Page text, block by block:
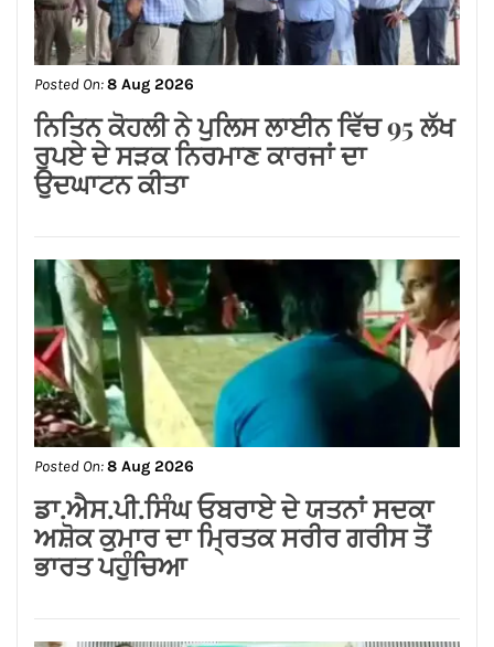
Posted On:8 Aug 2026
ਨਿਤਿਨ ਕੋਹਲੀ ਨੇ ਪੁਲਿਸ ਲਾਈਨ ਵਿੱਚ 95 ਲੱਖ
ਰੁਪਏ ਦੇ ਸੜਕ ਨਿਰਮਾਣ ਕਾਰਜਾਂ ਦਾ
ਉਦਘਾਟਨ ਕੀਤਾ
Posted On:8 Aug 2026
ਡਾ.ਐਸ.ਪੀ.ਸਿੰਘ ਓਬਰਾਏ ਦੇ ਯਤਨਾਂ ਸਦਕਾ
ਅਸ਼ੋਕ ਕੁਮਾਰ ਦਾ ਮ੍ਰਿਤਕ ਸਰੀਰ ਗਰੀਸ ਤੋਂ
ਭਾਰਤ ਪਹੁੰਚਿਆ